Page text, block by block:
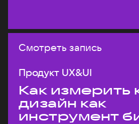
Смотреть запись
Продукт UX&UI
Как измерить
дизайн как
инструмент